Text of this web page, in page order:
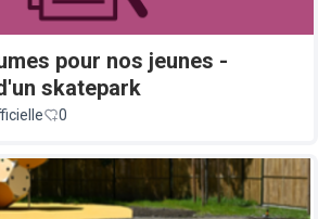
pour nos jeunes -
skatepark
0